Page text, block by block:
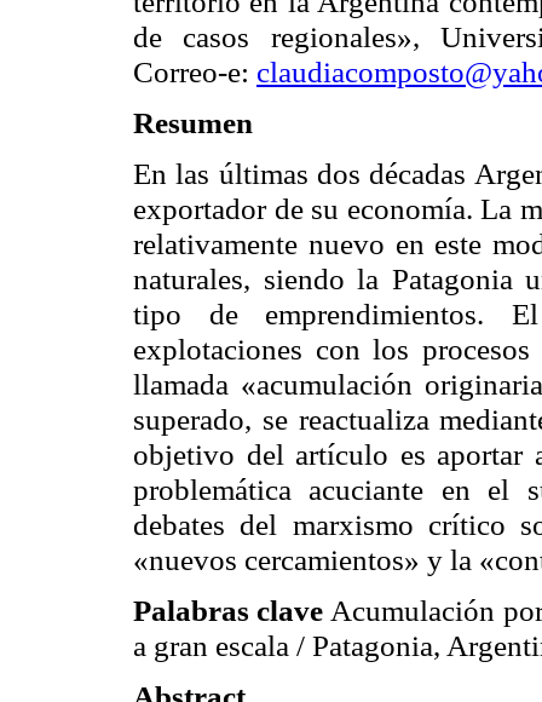
de casos regionales»,
Correo-e:
Resumen
En las últimas dos décadas
exportador de su economía. La
relativamente nuevo en este
naturales, siendo la Patagonia
tipo de emprendimientos.
explotaciones con los
llamada «acumulación
superado, se reactualiza
objetivo del artículo es aportar
problemática acuciante en el
debates del marxismo crítico
«nuevos cercamientos» y la
Palabras clave Acumulación
a gran escala / Patagonia,